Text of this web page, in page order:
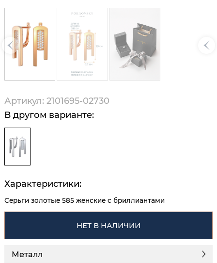
Артикул: 2101695-02730
В другом варианте:
Характеристики:
Серьги золотые 585 женские с бриллиантами
НЕТ В НАЛИЧИИ
Металл